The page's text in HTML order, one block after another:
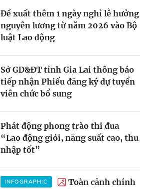
Đề xuất thêm 1 ngày nghỉ lễ hưởng
nguyên lương từ năm 2026 vào Bộ
luật Lao động
Sở GD&ĐT tỉnh Gia Lai thông báo
tiếp nhận Phiếu đăng ký dự tuyển
viên chức bổ sung
Phát động phong trào thi đua
“Lao động giỏi, năng suất cao, thu
nhập tốt”
INFOGRAPHIC
Toàn cảnh chính